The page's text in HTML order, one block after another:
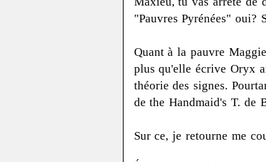
"Pauvres Pyrénées" oui?
Quant à la pauvre
plus qu'elle écrive Oryx
théorie des signes.
de the Handmaid's T. de
Sur ce, je retourne me